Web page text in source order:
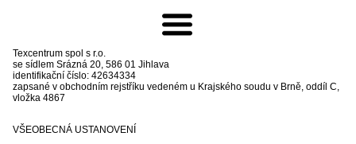
Texcentrum spol s r.o.
se sídlem Srázná 20, 586 01 Jihlava
identifikační číslo: 42634334
zapsané v obchodním rejstříku vedeném u Krajského soudu v Brně, oddíl C,
vložka 4867
VŠEOBECNÁ USTANOVENÍ